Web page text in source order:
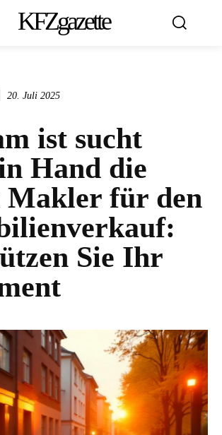
KFZgazette
20. Juli 2025
ist sucht
Hand die
Makler für den
Sie Ihr